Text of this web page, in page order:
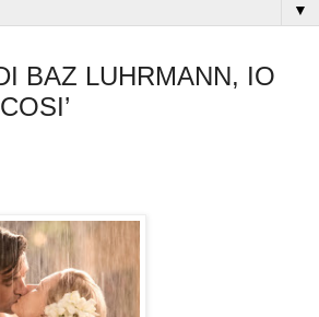
▼
BAZ LUHRMANN, IO